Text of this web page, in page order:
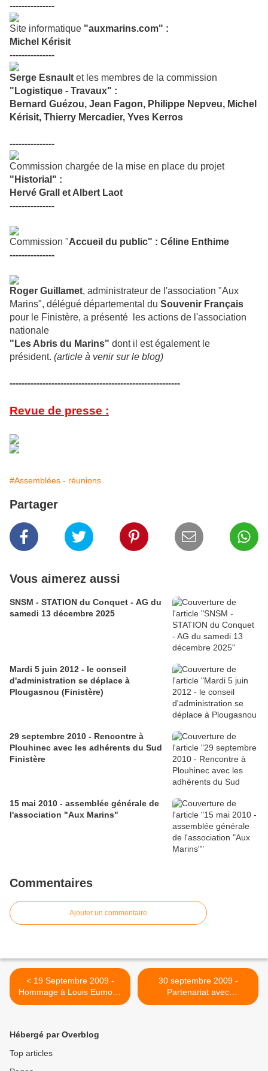
---------------
Site informatique "auxmarins.com" :
Michel Kérisit
---------------
Serge Esnault et les membres de la commission
"Logistique - Travaux" :
Bernard Guézou, Jean Fagon, Philippe Nepveu, Michel
Kérisit, Thierry Mercadier, Yves Kerros
---------------
Commission chargée de la mise en place du projet
"Historial" :
Hervé Grall et Albert Laot
---------------
Commission "Accueil du public" : Céline Enthime
---------------
Roger Guillamet, administrateur de l'association "Aux
Marins", délégué départemental du Souvenir Français
pour le Finistère, a présenté les actions de l'association
nationale
"Les Abris du Marins" dont il est également le
président. (article à venir sur le blog)
---------------------------------------------------------
Revue de presse :
#Assemblées - réunions
Partager
Vous aimerez aussi
SNSM - STATION du Conquet - AG du
samedi 13 décembre 2025
Mardi 5 juin 2012 - le conseil
d'administration se déplace à
Plougasnou (Finistère)
29 septembre 2010 - Rencontre à
Plouhinec avec les adhérents du Sud
Finistère
15 mai 2010 - assemblée générale de
l'association "Aux Marins"
Commentaires
Ajouter un commentaire
< 19 Septembre 2009 -
Hommage à Louis Eumond
et Pierre Bergamo
30 septembre 2009 -
Partenariat avec
l'association "Les Abris du
Hébergé par Overblog
Top articles